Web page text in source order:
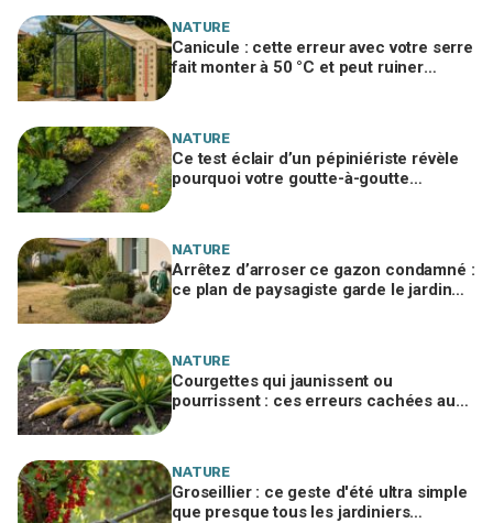
NATURE
Canicule : cette erreur avec votre serre
fait monter à 50 °C et peut ruiner
NATURE
Ce test éclair d’un pépiniériste révèle
pourquoi votre goutte-à-goutte
NATURE
Arrêtez d’arroser ce gazon condamné :
ce plan de paysagiste garde le jardin
NATURE
Courgettes qui jaunissent ou
pourrissent : ces erreurs cachées au
NATURE
Groseillier : ce geste d'été ultra simple
que presque tous les jardiniers